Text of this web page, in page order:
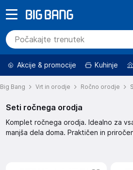
Akcije & promocije Kuhinje
Big Bang Vrt in orodje Ročno orodje
Seti ročnega orodja
Komplet ročnega orodja. Idealno za
manjša dela doma. Praktičen in